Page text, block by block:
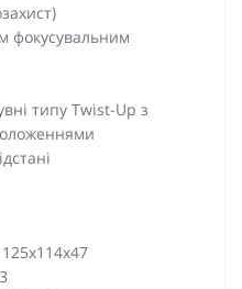
фокусувальним
типу Twist-Up з